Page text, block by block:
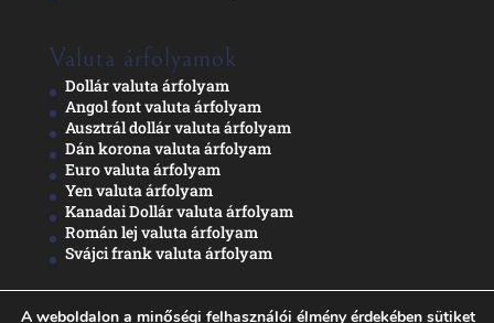
Valuta árfolyamok
Dollár valuta árfolyam
Angol font valuta árfolyam
Ausztrál dollár valuta árfolyam
Dán korona valuta árfolyam
Euro valuta árfolyam
Yen valuta árfolyam
Kanadai Dollár valuta árfolyam
Román lej valuta árfolyam
Svájci frank valuta árfolyam
A weboldalon a minőségi felhasználói élmény érdekében sütiket